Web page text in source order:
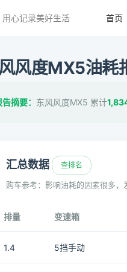
用心记录美好生活 首页
风度MX5油耗
摘要： 东风风度MX5 累计
汇总数据 查排名
购车参考：影响油耗的因素很多
排量 变速箱
1.4 5挡手动